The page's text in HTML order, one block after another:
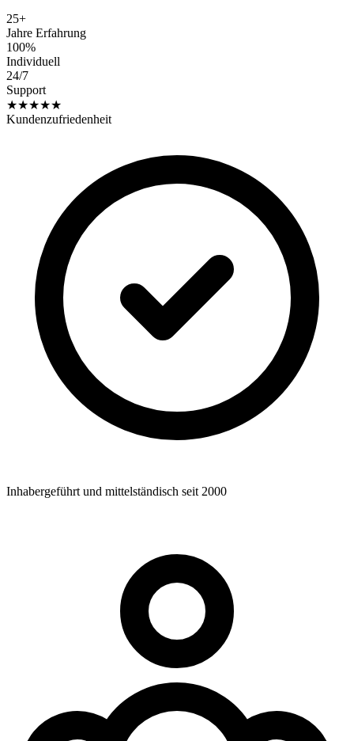
25+
Jahre Erfahrung
100%
Individuell
24/7
Support
★★★★★
Kundenzufriedenheit
Inhabergeführt und mittelständisch seit 2000